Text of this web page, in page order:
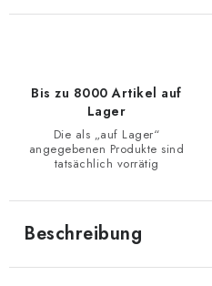
Bis zu 8000 Artikel auf
Lager
Die als „auf Lager“
angegebenen Produkte sind
tatsächlich vorrätig
Beschreibung